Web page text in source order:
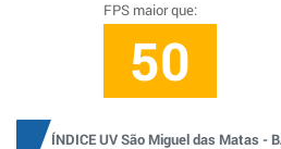
FPS maior que:
50
ÍNDICE UV São Miguel das Matas -